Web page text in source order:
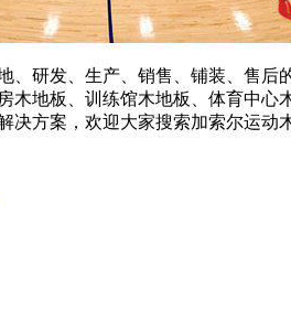
发、生产、销售、铺装、售后
地板、训练馆木地板、体育中
方案，欢迎大家搜索加索尔运动